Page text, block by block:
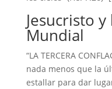
Jesucristo
Mundial
“LA TERCERA
nada menos que la
estallar para dar